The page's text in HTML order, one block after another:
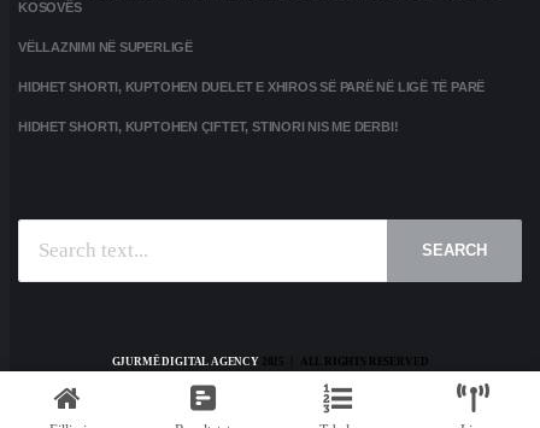
KOSOVËS
VËLLAZNIMI NË SUPERLIGË
HIDHET SHORTI, KUPTOHEN DUELET E XHIROS SË PARË NË LIGË TË PARË
HIDHET SHORTI, KUPTOHEN ÇIFTET, STINORI NIS ME DERBI!
SEARCH
GJURMË DIGITAL AGENCY2025 | ALL RIGHTS RESERVED
TERMS AND CONDITIONS